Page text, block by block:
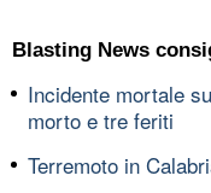
Blasting News
Incidente mortale
morto e tre feriti
Terremoto in